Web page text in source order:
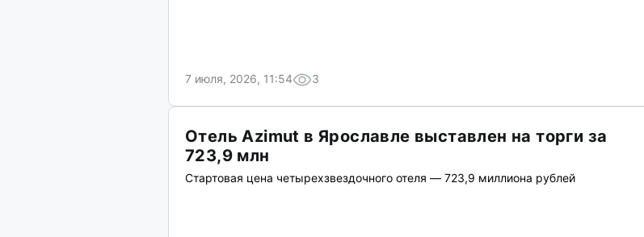
7 июля, 2026, 11:54 3
Отель Azimut в Ярославле выставлен на торги за
723,9 млн
Стартовая цена четырехзвездочного отеля — 723,9 миллиона рублей